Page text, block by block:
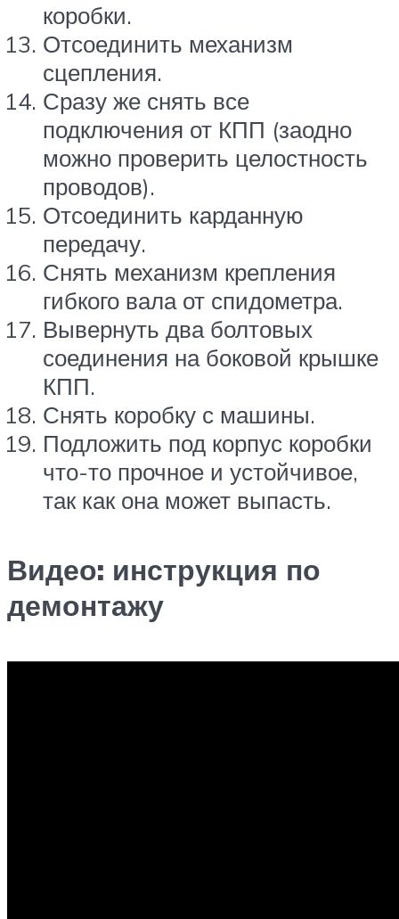
коробки.
Отсоединить механизм
сцепления.
Сразу же снять все
подключения от КПП (заодно
можно проверить целостность
проводов).
Отсоединить карданную
передачу.
Снять механизм крепления
гибкого вала от спидометра.
Вывернуть два болтовых
соединения на боковой крышке
КПП.
Снять коробку с машины.
Подложить под корпус коробки
что-то прочное и устойчивое,
так как она может выпасть.
Видео: инструкция по
демонтажу